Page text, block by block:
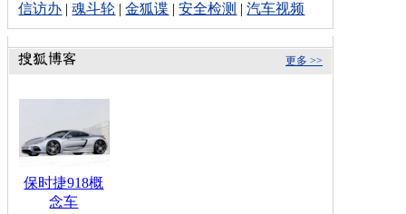
信访办 |魂斗轮 |金狐谍 |安全检测 |汽车视频
更多 >>
保时捷918概
念车